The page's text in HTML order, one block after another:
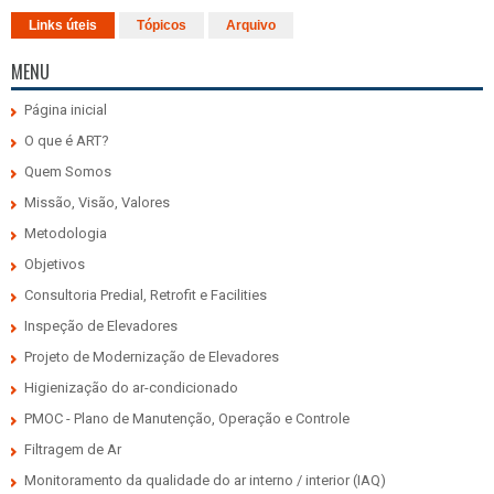
Links úteis Tópicos Arquivo
MENU
Página inicial
O que é ART?
Quem Somos
Missão, Visão, Valores
Metodologia
Objetivos
Consultoria Predial, Retrofit e Facilities
Inspeção de Elevadores
Projeto de Modernização de Elevadores
Higienização do ar-condicionado
PMOC - Plano de Manutenção, Operação e Controle
Filtragem de Ar
Monitoramento da qualidade do ar interno / interior (IAQ)